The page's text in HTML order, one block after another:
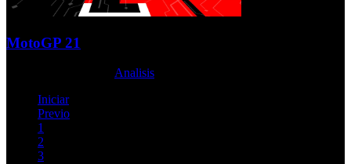
MotoGP 21
Analisis
Iniciar
Previo
1
2
3